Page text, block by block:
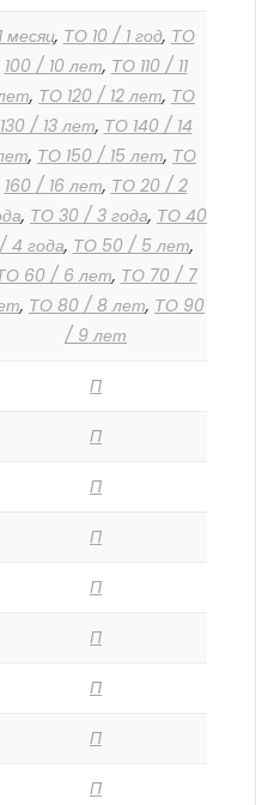
1 месяц, ТО 10 / 1 год, ТО
100 / 10 лет, ТО 110 / 11
, ТО 120 / 12 лет, ТО
130 / 13 лет, ТО 140 / 14
, ТО 150 / 15 лет, ТО
160 / 16 лет, ТО 20 / 2
, ТО 30 / 3 года, ТО 40
/ 4 года, ТО 50 / 5 лет,
60 / 6 лет, ТО 70 / 7
, ТО 80 / 8 лет, ТО 90
/ 9 лет
П
П
П
П
П
П
П
П
П